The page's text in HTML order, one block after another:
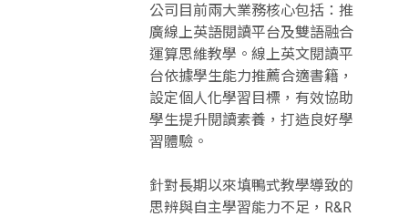
公司目前兩大業務核心包括：推
廣線上英語閱讀平台及雙語融合
運算思維教學。線上英文閱讀平
台依據學生能力推薦合適書籍，
設定個人化學習目標，有效協助
學生提升閱讀素養，打造良好學
習體驗。
針對長期以來填鴨式教學導致的
思辨與自主學習能力不足，R&R